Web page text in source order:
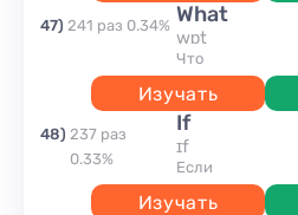
47) 241 раз 0.34% what
wɒt
что
Изучать
48) 237 раз
0.33%
if
ɪf
если
Изучать